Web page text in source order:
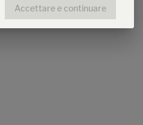
Accettare e continuare